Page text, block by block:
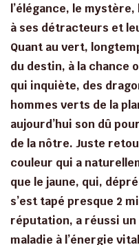
l’élégance, le
à ses détracteurs et
Quant au vert,
du destin, à la chance
qui inquiète, des
hommes verts de la
aujourd’hui son dû
de la nôtre. Juste
couleur qui a
que le jaune, qui,
s’est tapé presque 2
réputation, a réussi
maladie à l’énergie